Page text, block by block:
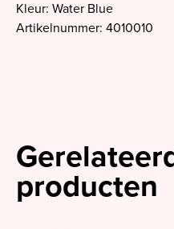
Kleur: Water Blue
Artikelnummer: 4010010
producten